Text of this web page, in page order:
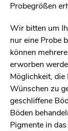
Probegrößen
Wir bitten um
nur eine Probe
können
erworben
Möglichkeit, die
Wünschen zu
geschliffene
Böden
Pigmente in